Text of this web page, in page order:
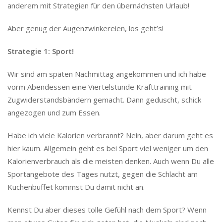
anderem mit Strategien für den übernächsten Urlaub!
Aber genug der Augenzwinkereien, los geht’s!
Strategie 1: Sport!
Wir sind am späten Nachmittag angekommen und ich habe
vorm Abendessen eine Viertelstunde Krafttraining mit
Zugwiderstandsbändern gemacht. Dann geduscht, schick
angezogen und zum Essen.
Habe ich viele Kalorien verbrannt? Nein, aber darum geht es
hier kaum. Allgemein geht es bei Sport viel weniger um den
Kalorienverbrauch als die meisten denken. Auch wenn Du alle
Sportangebote des Tages nutzt, gegen die Schlacht am
Kuchenbuffet kommst Du damit nicht an.
Kennst Du aber dieses tolle Gefühl nach dem Sport? Wenn